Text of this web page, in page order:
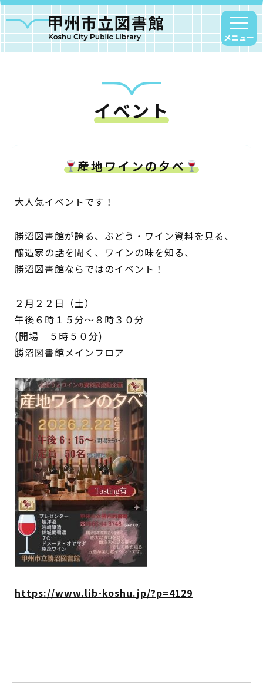
メニュー
イベント
産地ワインの夕べ
大人気イベントです！
勝沼図書館が誇る、ぶどう・ワイン資料を見る、
醸造家の話を聞く、ワインの味を知る、
勝沼図書館ならではのイベント！
２月２２日（土）
午後６時１５分～８時３０分
(開場 ５時５０分)
勝沼図書館メインフロア
https://www.lib-koshu.jp/?p=4129
甲州市図書館について
塩山図書館
甘草屋敷子ども図書館
お知らせ
図書館地図PDF
よくあるご質問
スポンサー企業
リンク集
利用案内
申請書ダウンロード
インターネットサービス
キャラクター